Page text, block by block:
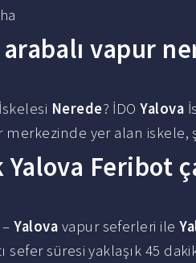
vapur
İskelesi Nerede? İDOYalova
merkezinde yer alan iskele,
Feribot
–Yalova vapur seferleri ile
sefer süresi yaklaşık 45